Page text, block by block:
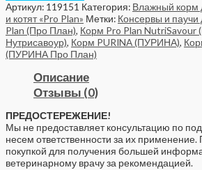
Артикул: 119151 Категория: Влажный корм
и котят «Pro Plan» Метки: Консервы и паучи
Plan (Про План), Корм Pro Plan NutriSavour
Нутрисавоур), Корм PURINA (ПУРИНА),
(ПУРИНА Про План)
Описание
Отзывы (0)
ПРЕДОСТЕРЕЖЕНИЕ!
Мы не предоставляет консультацию по
несем ответственности за их
покупкой для получения большей
ветеринарному врачу за рекомендацией.